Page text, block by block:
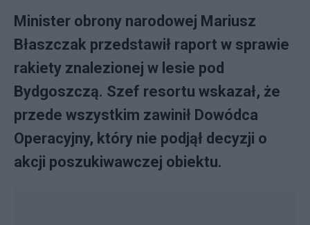
Minister obrony narodowej Mariusz
Błaszczak przedstawił raport w sprawie
rakiety znalezionej w lesie pod
Bydgoszczą. Szef resortu wskazał, że
przede wszystkim zawinił Dowódca
Operacyjny, który nie podjął decyzji o
akcji poszukiwawczej obiektu.